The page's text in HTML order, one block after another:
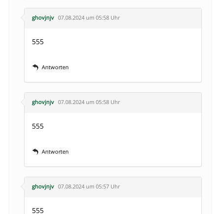
ghovjnjv 07.08.2024 um 05:58 Uhr
555
Antworten
ghovjnjv 07.08.2024 um 05:58 Uhr
555
Antworten
ghovjnjv 07.08.2024 um 05:57 Uhr
555